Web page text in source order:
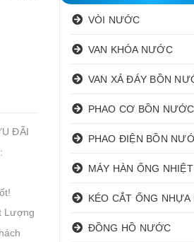
ĐÃI
Lượng
VÒI NƯỚC
VAN KHÓA NƯỚC
PHAO CƠ BỒN NƯỚC
PHAO ĐIỆN BỒN
MÁY HÀN ỐNG
KÉO CẮT ỐNG NHỰA
ĐỒNG HỒ NƯỚC